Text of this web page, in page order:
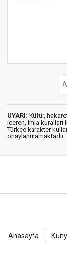
UYARI: Küfür,
içeren, imla kuralları
Türkçe karakter
onaylanmamaktadır.
Anasayfa